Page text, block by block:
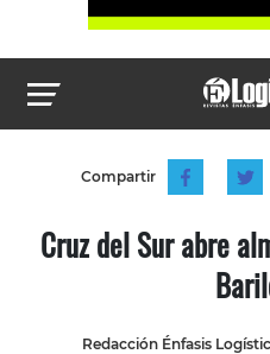
Compartir
Cruz del Sur abre
Redacción Énfasis